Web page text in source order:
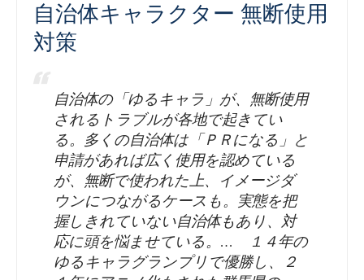
験
結
果
が
ま
と
ン
ー
坊
の
9
代
自治体キャラクター 無断使用
対策
自治体の「ゆるキャラ」が、無断使用
されるトラブルが各地で起きてい
る。多くの自治体は「ＰＲになる」と
申請があれば広く使用を認めている
が、無断で使われた上、イメージダ
ウンにつながるケースも。実態を把
握しきれていない自治体もあり、対
応に頭を悩ませている。… １４年の
ゆるキャラグランプリで優勝し、２